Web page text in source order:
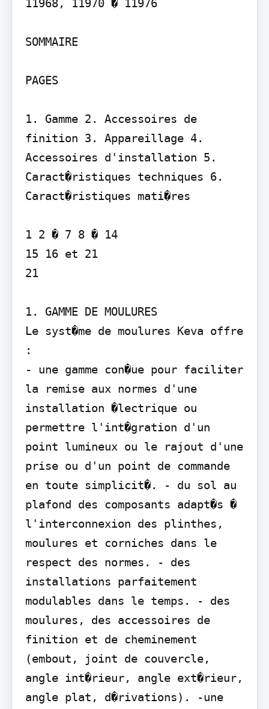
11968, 11970 � 11976
SOMMAIRE
PAGES
1. Gamme 2. Accessoires de
finition 3. Appareillage 4.
Accessoires d'installation 5.
Caract�ristiques techniques 6.
Caract�ristiques mati�res
1 2 � 7 8 � 14
15 16 et 21
21
1. GAMME DE MOULURES
Le syst�me de moulures Keva offre
:
- une gamme con�ue pour faciliter
la remise aux normes d'une
installation �lectrique ou
permettre l'int�gration d'un
point lumineux ou le rajout d'une
prise ou d'un point de commande
en toute simplicit�. - du sol au
plafond des composants adapt�s �
l'interconnexion des plinthes,
moulures et corniches dans le
respect des normes. - des
installations parfaitement
modulables dans le temps. - des
moulures, des accessoires de
finition et de cheminement
(embout, joint de couvercle,
angle int�rieur, angle ext�rieur,
angle plat, d�rivations). -une